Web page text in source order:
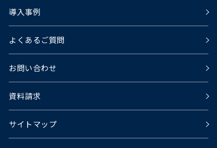
導入事例
よくあるご質問
お問い合わせ
資料請求
サイトマップ